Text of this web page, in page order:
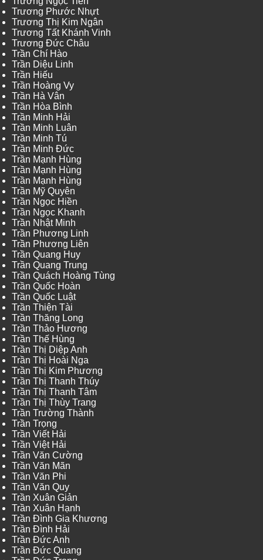
Trương Phước Nhựt
Trương Thị Kim Ngân
Trương Tất Khánh Vinh
Trương Đức Châu
Trần Chí Hào
Trần Diệu Linh
Trần Hiếu
Trần Hoàng Vy
Trần Hà Vân
Trần Hòa Bình
Trần Minh Hải
Trần Minh Luân
Trần Minh Tú
Trần Minh Đức
Trần Mạnh Hùng
Trần Mạnh Hùng
Trần Mạnh Hùng
Trần Mỹ Quyên
Trần Ngọc Hiền
Trần Ngọc Khanh
Trần Nhật Minh
Trần Phương Linh
Trần Phương Liên
Trần Quang Huy
Trần Quang Trung
Trần Quách Hoàng Tùng
Trần Quốc Hoàn
Trần Quốc Luật
Trần Thiện Tài
Trần Thăng Long
Trần Thảo Hương
Trần Thế Hùng
Trần Thị Diệp Anh
Trần Thị Hoài Nga
Trần Thị Kim Phương
Trần Thị Thanh Thúy
Trần Thị Thanh Tâm
Trần Thị Thùy Trang
Trần Trường Thành
Trần Trọng
Trần Viết Hải
Trần Việt Hải
Trần Văn Cường
Trần Văn Mãn
Trần Văn Phi
Trần Văn Quy
Trần Xuân Giản
Trần Xuân Hạnh
Trần Đình Gia Khương
Trần Đình Hải
Trần Đức Anh
Trần Đức Quang